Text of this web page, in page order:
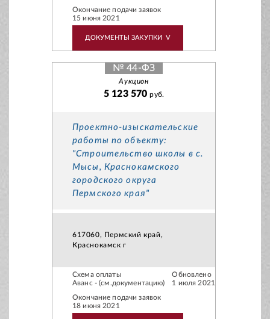
Окончание подачи заявок
15 июня 2021
ДОКУМЕНТЫ ЗАКУПКИ V
№ 44-ФЗ
Аукцион
5 123 570руб.
Проектно-изыскательские
работы по объекту:
"Строительство школы в с.
Мысы, Краснокамского
городского округа
Пермского края"
617060, Пермский край,
Краснокамск г
Схема оплаты
Аванс - (см.документацию)
Обновлено
1 июля 2021
Окончание подачи заявок
18 июня 2021